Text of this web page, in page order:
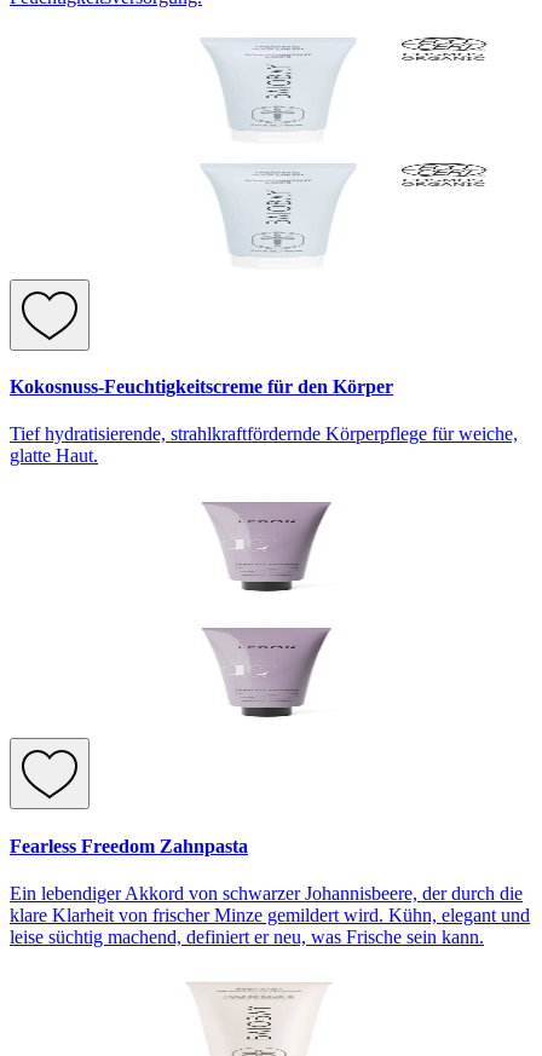
Kokosnuss-Feuchtigkeitscreme für den Körper
Tief hydratisierende, strahlkraftfördernde Körperpflege für weiche,
glatte Haut.
Fearless Freedom Zahnpasta
Ein lebendiger Akkord von schwarzer Johannisbeere, der durch die
klare Klarheit von frischer Minze gemildert wird. Kühn, elegant und
leise süchtig machend, definiert er neu, was Frische sein kann.